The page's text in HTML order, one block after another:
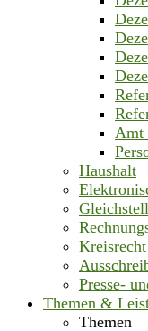
Amt
Haushalt
Kreisrecht
Presse-
Themen &
Themen